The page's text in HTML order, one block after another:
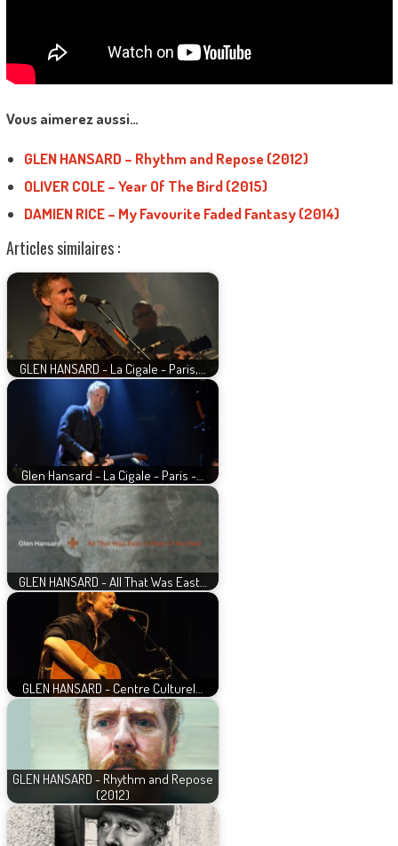
Vous aimerez aussi…
GLEN HANSARD – Rhythm and Repose (2012)
OLIVER COLE – Year Of The Bird (2015)
DAMIEN RICE – My Favourite Faded Fantasy (2014)
Articles similaires :
GLEN HANSARD - La Cigale - Paris,…
Glen Hansard - La Cigale - Paris -…
GLEN HANSARD - All That Was East…
GLEN HANSARD - Centre Culturel…
GLEN HANSARD - Rhythm and Repose
(2012)